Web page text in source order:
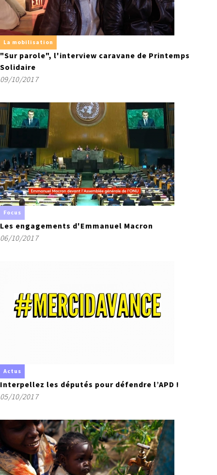
La mobilisation
"Sur parole", l'interview caravane de Printemps
Solidaire
09/10/2017
Focus
Les engagements d'Emmanuel Macron
06/10/2017
Actus
Interpellez les députés pour défendre l’APD !
05/10/2017